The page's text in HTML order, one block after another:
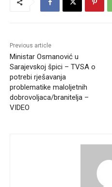
Previous article
Ministar Osmanović u
Sarajevskoj špici – TVSA o
potrebi rješavanja
problematike maloljetnih
dobrovoljaca/branitelja –
VIDEO